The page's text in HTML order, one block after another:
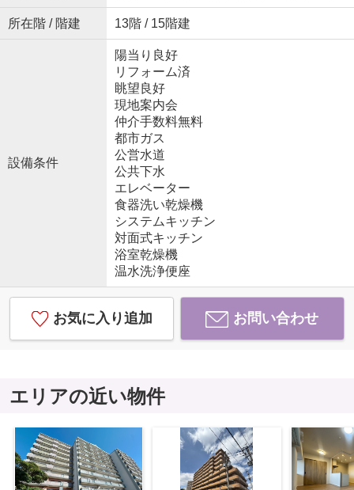
所在階 / 階建 13階 / 15階建
設備条件
陽当り良好
リフォーム済
眺望良好
現地案内会
仲介手数料無料
都市ガス
公営水道
公共下水
エレベーター
食器洗い乾燥機
システムキッチン
対面式キッチン
浴室乾燥機
温水洗浄便座
お気に入り追加 お問い合わせ
エリアの近い物件